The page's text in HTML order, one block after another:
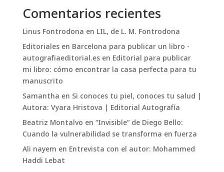
Comentarios recientes
Linus FontrodonaenLIL, de L. M. Fontrodona
Editoriales en Barcelona para publicar un libro -
autografiaeditorial.esenEditorial para publicar
mi libro: cómo encontrar la casa perfecta para tu
manuscrito
SamanthaenSi conoces tu piel, conoces tu salud |
Autora: Vyara Hristova | Editorial Autografía
Beatriz Montalvoen“Invisible” de Diego Bello:
Cuando la vulnerabilidad se transforma en fuerza
Ali nayemenEntrevista con el autor: Mohammed
Haddi Lebat